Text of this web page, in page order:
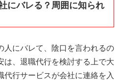
にバレる？周囲に知られ
人にバレて、陰口を言われるの
、退職代行を検討する上で大
代行サービスが会社に連絡を入